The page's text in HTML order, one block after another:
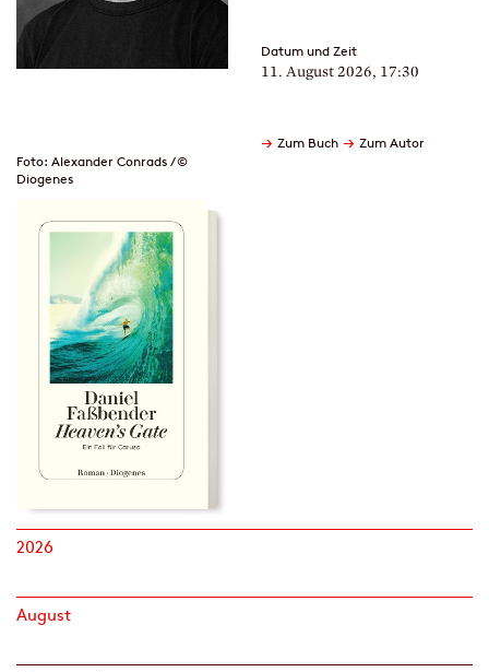
Foto: Alexander Conrads / ©
Diogenes
Datum und Zeit
11. August 2026, 17:30
→ Zum Buch → Zum Autor
2026
August